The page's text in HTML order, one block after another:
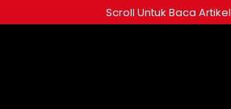
ke
Scroll Untuk Baca Artikel